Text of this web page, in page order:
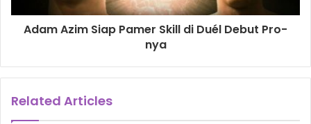
Adam Azim Siap Pamer Skill di Duél Debut Pro-
nya
Related Articles